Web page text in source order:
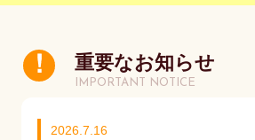
重要なお知らせ
IMPORTANT NOTICE
2026.7.16